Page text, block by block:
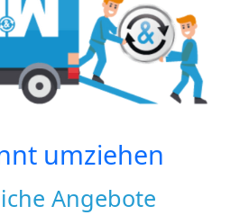
umziehen
Angebote